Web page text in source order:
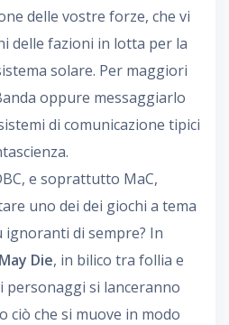
delle vostre forze, che vi
delle fazioni in lotta per la
solare. Per maggiori
oppure messaggiarlo
di comunicazione tipici
e soprattutto MaC,
uno dei dei giochi a tema
di sempre? In
Die, in bilico tra follia e
personaggi si lanceranno
ciò che si muove in modo